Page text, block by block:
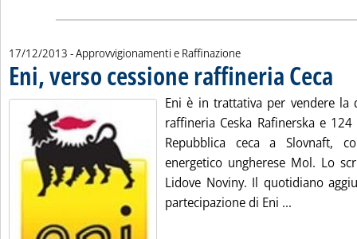
17/12/2013 - Approvvigionamenti e Raffinazione
Eni, verso cessione raffineria Ceca
Eni è in trattativa per vendere la
raffineria Ceska Rafinerska e
Repubblica ceca a Slovnaft,
energetico ungherese Mol. Lo
Lidove Noviny. Il quotidiano
partecipazione di Eni ...